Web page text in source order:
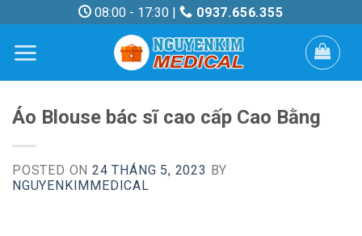
content
08:00 - 17:30 | 0937.656.355
Áo Blouse bác sĩ cao cấp Cao Bằng
POSTED ON24 THÁNG 5, 2023 BY
NGUYENKIMMEDICAL